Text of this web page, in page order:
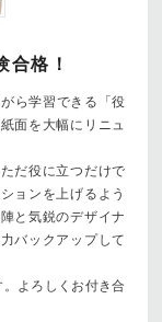
格！
ら学習できる「役
面を大幅にリニュ
だ役に立つだけで
ョンを上げるよう
と気鋭のデザイナ
バックアップして
よろしくお付き合